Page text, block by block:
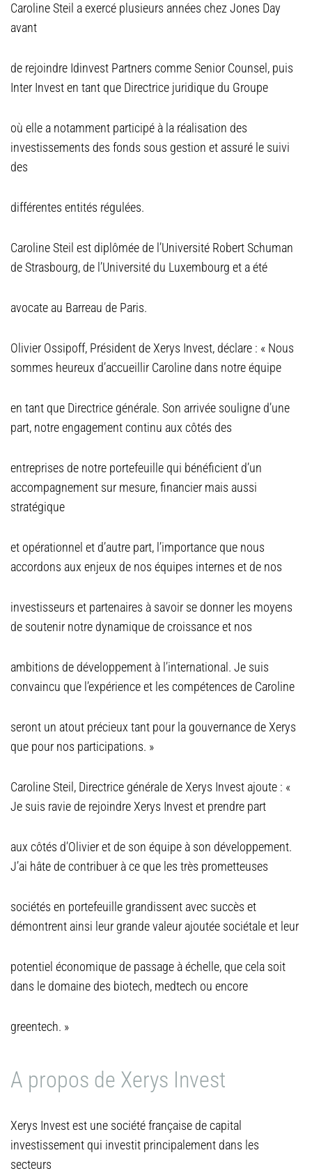
Caroline Steil a exercé plusieurs années chez Jones Day
avant
de rejoindre Idinvest Partners comme Senior Counsel, puis
Inter Invest en tant que Directrice juridique du Groupe
où elle a notamment participé à la réalisation des
investissements des fonds sous gestion et assuré le suivi
des
différentes entités régulées.
Caroline Steil est diplômée de l’Université Robert Schuman
de Strasbourg, de l’Université du Luxembourg et a été
avocate au Barreau de Paris.
Olivier Ossipoff, Président de Xerys Invest, déclare : « Nous
sommes heureux d’accueillir Caroline dans notre équipe
en tant que Directrice générale. Son arrivée souligne d’une
part, notre engagement continu aux côtés des
entreprises de notre portefeuille qui bénéficient d’un
accompagnement sur mesure, financier mais aussi
stratégique
et opérationnel et d’autre part, l’importance que nous
accordons aux enjeux de nos équipes internes et de nos
investisseurs et partenaires à savoir se donner les moyens
de soutenir notre dynamique de croissance et nos
ambitions de développement à l’international. Je suis
convaincu que l’expérience et les compétences de Caroline
seront un atout précieux tant pour la gouvernance de Xerys
que pour nos participations. »
Caroline Steil, Directrice générale de Xerys Invest ajoute : «
Je suis ravie de rejoindre Xerys Invest et prendre part
aux côtés d’Olivier et de son équipe à son développement.
J’ai hâte de contribuer à ce que les très prometteuses
sociétés en portefeuille grandissent avec succès et
démontrent ainsi leur grande valeur ajoutée sociétale et leur
potentiel économique de passage à échelle, que cela soit
dans le domaine des biotech, medtech ou encore
greentech. »
A propos de Xerys Invest
Xerys Invest est une société française de capital
investissement qui investit principalement dans les
secteurs